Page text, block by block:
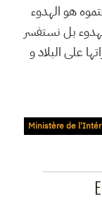
هو الهدوء
بل نستفسر
على البلاد و
Ministère de